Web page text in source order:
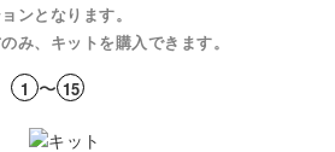
ンとなります。
み、キットを購入できます。
1 〜 15